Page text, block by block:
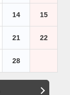
14 15
21 22
28